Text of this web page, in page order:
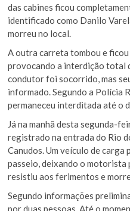
das cabines ficou
identificado como Danilo
morreu no local.
A outra carreta tombou e
provocando a interdição total
condutor foi socorrido, mas
informado. Segundo a Polícia
permaneceu interditada até o
Já na manhã desta segunda-
registrado na entrada do Rio
Canudos. Um veículo de carga
passeio, deixando o motorista
resistiu aos ferimentos e
Segundo informações
por duas pessoas. Até o